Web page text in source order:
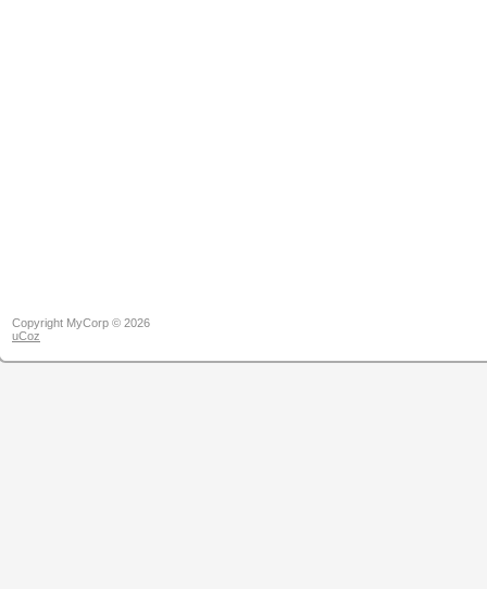
Copyright MyCorp © 2026
uCoz